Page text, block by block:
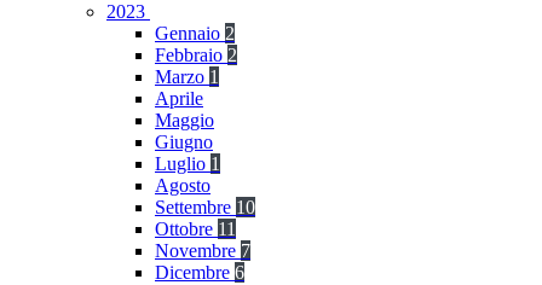
2023
Gennaio 2
Febbraio 2
Marzo 1
Aprile
Maggio
Giugno
Luglio 1
Agosto
Settembre 10
Ottobre 11
Novembre 7
Dicembre 6